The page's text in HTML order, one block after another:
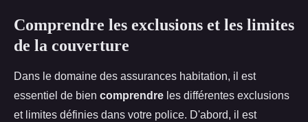
Comprendre les exclusions et les limites
de la couverture
Dans le domaine des assurances habitation, il est
essentiel de bien comprendre les différentes exclusions
et limites définies dans votre police. D'abord, il est